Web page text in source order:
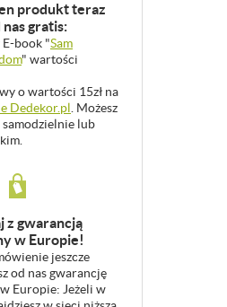
produkt teraz
gratis:
book "Sam
" wartości
o wartości 15zł na
Dedekor.pl. Możesz
lub
z gwarancją
w Europie!
jeszcze
od nas gwarancję
Europie: Jeżeli w